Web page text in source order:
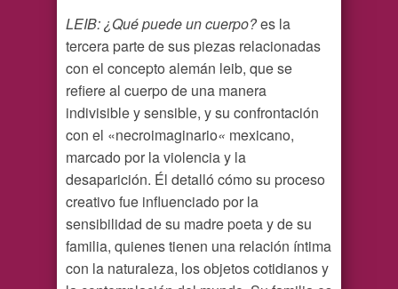
LEIB: ¿Qué puede un cuerpo?es la
tercera parte de sus piezas relacionadas
con el concepto alemán leib, que se
refiere al cuerpo de una manera
indivisible y sensible, y su confrontación
con el «necroimaginario« mexicano,
marcado por la violencia y la
desaparición. Él detalló cómo su proceso
creativo fue influenciado por la
sensibilidad de su madre poeta y de su
familia, quienes tienen una relación íntima
con la naturaleza, los objetos cotidianos y